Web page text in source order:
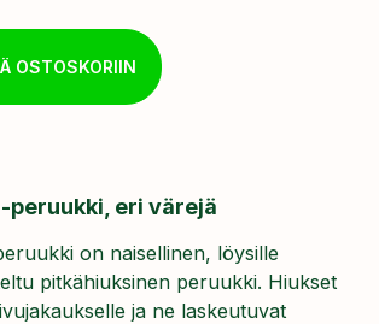
OSTOSKORIIN
peruukki, eri värejä
on naisellinen, löysille
pitkähiuksinen peruukki. Hiukset
ja ne laskeutuvat